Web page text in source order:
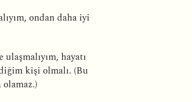
ondan daha iyi
hayatı
kişi olmalı. (Bu